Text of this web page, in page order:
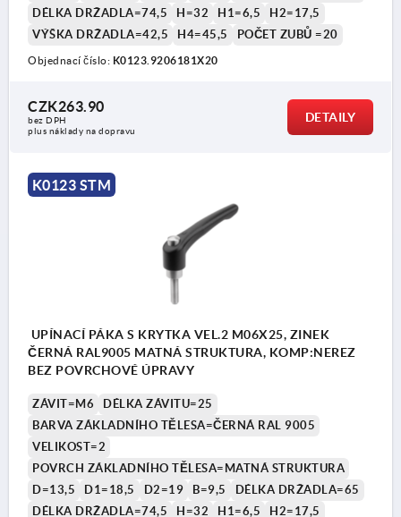
DÉLKA DRŽADLA=74,5
H=32 H1=6,5
H2=17,5
VÝŠKA DRŽADLA=42,5
H4=45,5 POČET ZUBŮ =20
Objednací číslo: K0123.9206181X20
CZK263.90
bez DPH
plus náklady na dopravu
DETAILY
K0123 STM
UPÍNACÍ PÁKA S KRYTKA VEL.2 M06X25, ZINEK
ČERNÁ RAL9005 MATNÁ STRUKTURA, KOMP:NEREZ
BEZ POVRCHOVÉ ÚPRAVY
ZÁVIT=M6
DÉLKA ZÁVITU=25
BARVA ZÁKLADNÍHO TĚLESA=ČERNÁ RAL 9005
VELIKOST=2
POVRCH ZÁKLADNÍHO TĚLESA=MATNÁ STRUKTURA
D=13,5
D1=18,5 D2=19 B=9,5
DÉLKA DRŽADLA=65
DÉLKA DRŽADLA=74,5
H=32 H1=6,5 H2=17,5